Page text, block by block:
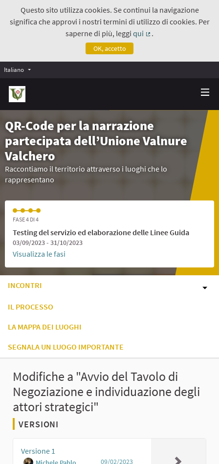
Questo sito utilizza cookies. Se continui la navigazione
significa che approvi i nostri termini di utilizzo di cookies. Per
saperne di più, leggiqui
.
OK, accetto
Italiano
QR-Code per la narrazione
partecipata dell’Unione Valnure
Valchero
Raccontiamo il territorio attraverso i luoghi che lo
rappresentano
FASE 4 DI 4
Testing del servizio ed elaborazione delle Linee Guida
03/09/2023 - 31/10/2023
Visualizza le fasi
INCONTRI
IL PROCESSO
LA MAPPA DEI LUOGHI
SEGNALA UN LUOGO IMPORTANTE
Modifiche a "Avvio del Tavolo di
Negoziazione e individuazione degli
attori strategici"
VERSIONI
Versione 1
09/02/2023